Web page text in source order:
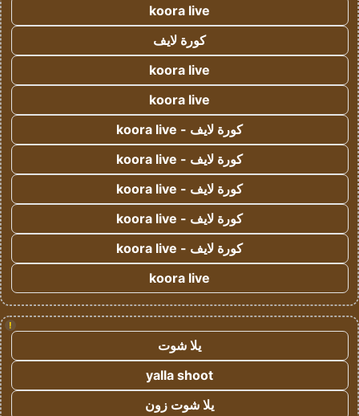
koora live
كورة لايف
koora live
koora live
كورة لايف - koora live
كورة لايف - koora live
كورة لايف - koora live
كورة لايف - koora live
كورة لايف - koora live
koora live
!
يلا شوت
yalla shoot
يلا شوت زون